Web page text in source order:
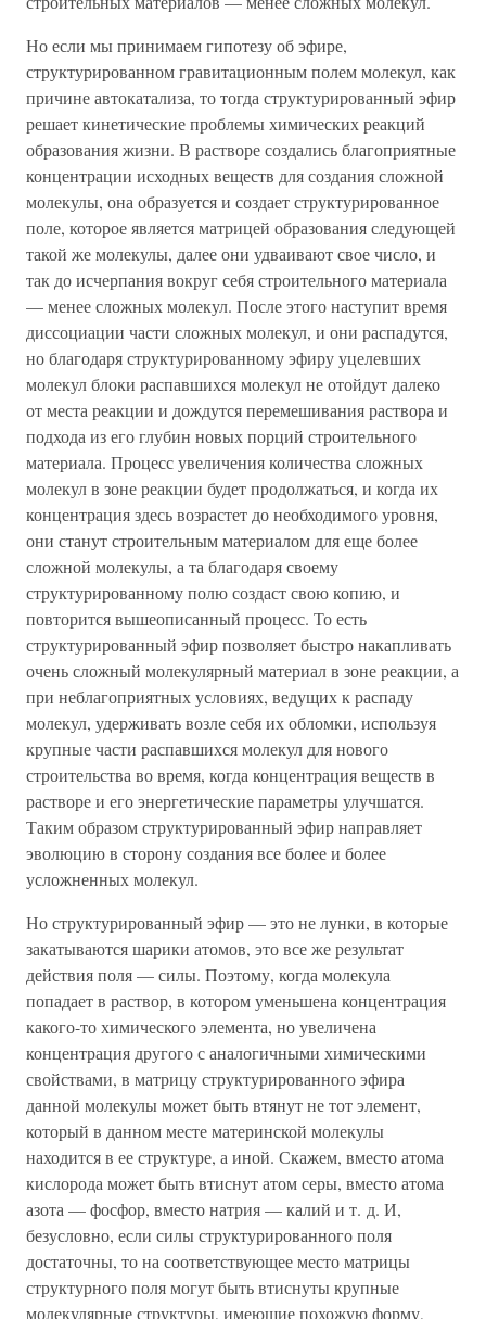
Но если мы принимаем гипотезу об эфире,
структурированном гравитационным полем молекул, как
причине автокатализа, то тогда структурированный эфир
решает кинетические проблемы химических реакций
образования жизни. В растворе создались благоприятные
концентрации исходных веществ для создания сложной
молекулы, она образуется и создает структурированное
поле, которое является матрицей образования следующей
такой же молекулы, далее они удваивают свое число, и
так до исчерпания вокруг себя строительного материала
— менее сложных молекул. После этого наступит время
диссоциации части сложных молекул, и они распадутся,
но благодаря структурированному эфиру уцелевших
молекул блоки распавшихся молекул не отойдут далеко
от места реакции и дождутся перемешивания раствора и
подхода из его глубин новых порций строительного
материала. Процесс увеличения количества сложных
молекул в зоне реакции будет продолжаться, и когда их
концентрация здесь возрастет до необходимого уровня,
они станут строительным материалом для еще более
сложной молекулы, а та благодаря своему
структурированному полю создаст свою копию, и
повторится вышеописанный процесс. То есть
структурированный эфир позволяет быстро накапливать
очень сложный молекулярный материал в зоне реакции, а
при неблагоприятных условиях, ведущих к распаду
молекул, удерживать возле себя их обломки, используя
крупные части распавшихся молекул для нового
строительства во время, когда концентрация веществ в
растворе и его энергетические параметры улучшатся.
Таким образом структурированный эфир направляет
эволюцию в сторону создания все более и более
усложненных молекул.
Но структурированный эфир — это не лунки, в которые
закатываются шарики атомов, это все же результат
действия поля — силы. Поэтому, когда молекула
попадает в раствор, в котором уменьшена концентрация
какого-то химического элемента, но увеличена
концентрация другого с аналогичными химическими
свойствами, в матрицу структурированного эфира
данной молекулы может быть втянут не тот элемент,
который в данном месте материнской молекулы
находится в ее структуре, а иной. Скажем, вместо атома
кислорода может быть втиснут атом серы, вместо атома
азота — фосфор, вместо натрия — калий и т. д. И,
безусловно, если силы структурированного поля
достаточны, то на соответствующее место матрицы
структурного поля могут быть втиснуты крупные
молекулярные структуры, имеющие похожую форму,